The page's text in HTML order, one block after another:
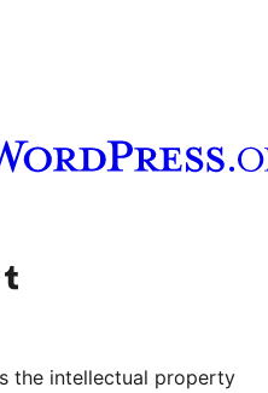
访问我们的 Tumblr 账号
the intellectual property